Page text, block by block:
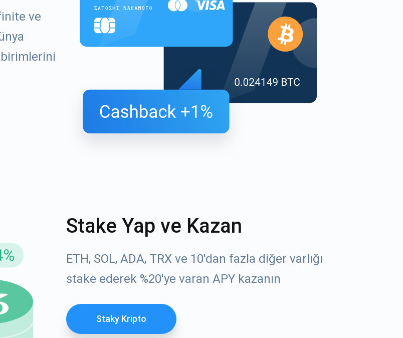
ve
birimlerini
Stake Yap ve Kazan
ETH, SOL, ADA, TRX ve 10'dan fazla diğer varlığı
stake ederek %20'ye varan APY kazanın
Staky Kripto
Atomic
YouTube'umuza göz
atın
için Abone Ol
ve kripto kılavuzlarını ilk alan siz olun
ABONE OL